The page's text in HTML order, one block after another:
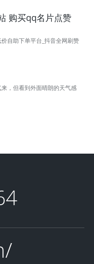
购买qq名片点赞
自助下单平台_抖音全网刷赞
，但看到外面晴朗的天气感